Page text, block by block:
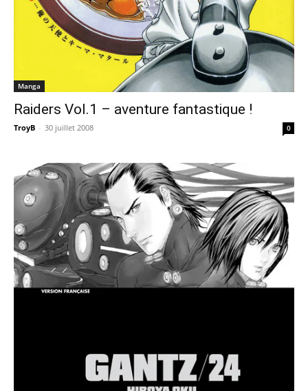
Manga
Raiders Vol.1 – aventure fantastique !
TroyB - 30 juillet 2008 0